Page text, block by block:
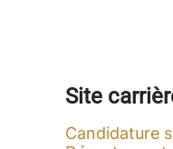
Site
Candidature